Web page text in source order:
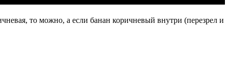
то можно, а если банан коричневый внутри (перезрел и